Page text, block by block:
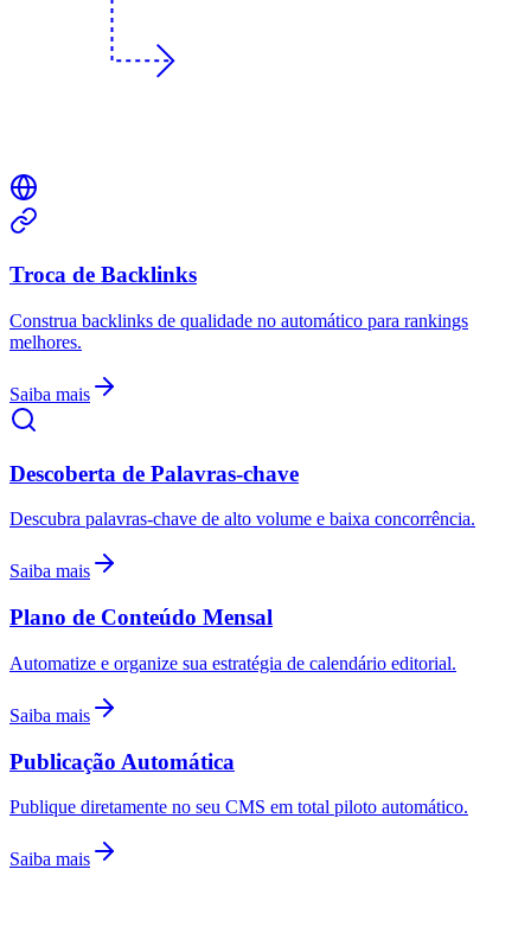
Troca de Backlinks
Construa backlinks de qualidade no automático para rankings
melhores.
Saiba mais
Descoberta de Palavras-chave
Descubra palavras-chave de alto volume e baixa concorrência.
Saiba mais
Plano de Conteúdo Mensal
Automatize e organize sua estratégia de calendário editorial.
Saiba mais
Publicação Automática
Publique diretamente no seu CMS em total piloto automático.
Saiba mais